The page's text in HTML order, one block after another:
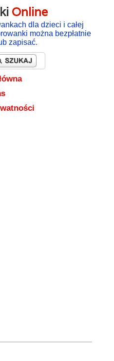
Online
dla dzieci i całej
można bezpłatnie
zapisać.